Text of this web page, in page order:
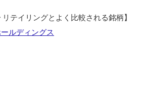
テイリングとよく比較される銘柄】
ルディングス